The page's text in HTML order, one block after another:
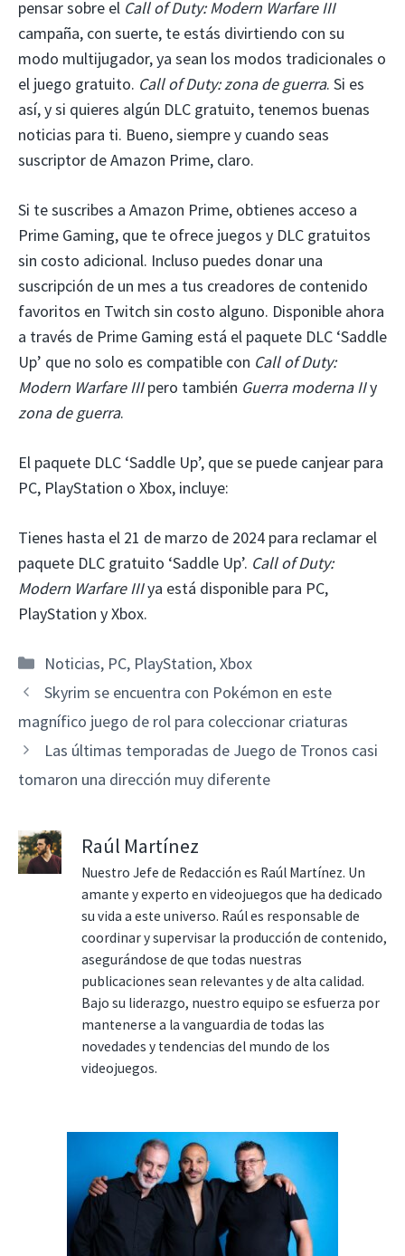
pensar sobre el Call of Duty: Modern Warfare III
campaña, con suerte, te estás divirtiendo con su
modo multijugador, ya sean los modos tradicionales o
el juego gratuito. Call of Duty: zona de guerra. Si es
así, y si quieres algún DLC gratuito, tenemos buenas
noticias para ti. Bueno, siempre y cuando seas
suscriptor de Amazon Prime, claro.
Si te suscribes a Amazon Prime, obtienes acceso a
Prime Gaming, que te ofrece juegos y DLC gratuitos
sin costo adicional. Incluso puedes donar una
suscripción de un mes a tus creadores de contenido
favoritos en Twitch sin costo alguno. Disponible ahora
a través de Prime Gaming está el paquete DLC ‘Saddle
Up’ que no solo es compatible con Call of Duty:
Modern Warfare IIIpero también Guerra moderna IIy
zona de guerra.
El paquete DLC ‘Saddle Up’, que se puede canjear para
PC, PlayStation o Xbox, incluye:
Tienes hasta el 21 de marzo de 2024 para reclamar el
paquete DLC gratuito ‘Saddle Up’. Call of Duty:
Modern Warfare IIIya está disponible para PC,
PlayStation y Xbox.
Categorías
Noticias, PC, PlayStation,Xbox
Skyrim se encuentra con Pokémon en este
magnífico juego de rol para coleccionar criaturas
Las últimas temporadas de Juego de Tronos casi
tomaron una dirección muy diferente
Raúl Martínez
Nuestro Jefe de Redacción es Raúl Martínez. Un
amante y experto en videojuegos que ha dedicado
su vida a este universo. Raúl es responsable de
coordinar y supervisar la producción de contenido,
asegurándose de que todas nuestras
publicaciones sean relevantes y de alta calidad.
Bajo su liderazgo, nuestro equipo se esfuerza por
mantenerse a la vanguardia de todas las
novedades y tendencias del mundo de los
videojuegos.